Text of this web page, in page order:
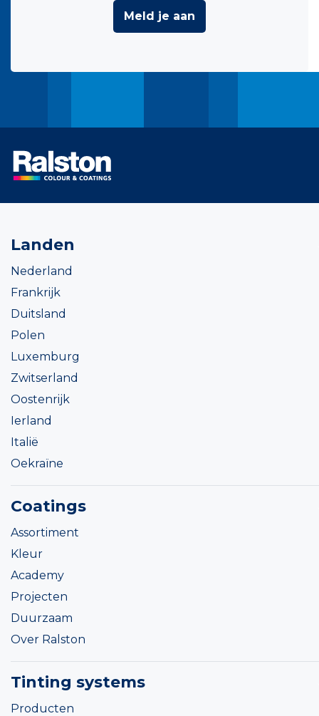
Meld je aan
Landen
Nederland
Frankrijk
Duitsland
Polen
Luxemburg
Zwitserland
Oostenrijk
Ierland
Italië
Oekraïne
Coatings
Assortiment
Kleur
Academy
Projecten
Duurzaam
Over Ralston
Tinting systems
Producten